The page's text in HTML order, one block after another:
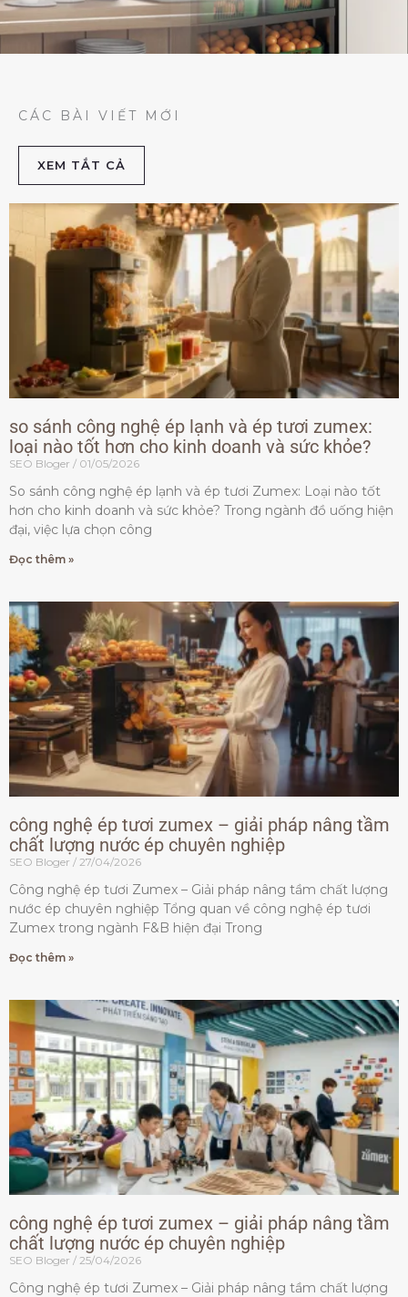
CÁC BÀI VIẾT MỚI
XEM TẮT CẢ
so sánh công nghệ ép lạnh và ép tươi zumex:
loại nào tốt hơn cho kinh doanh và sức khỏe?
SEO Bloger 01/05/2026
So sánh công nghệ ép lạnh và ép tươi Zumex: Loại nào tốt
hơn cho kinh doanh và sức khỏe? Trong ngành đồ uống hiện
đại, việc lựa chọn công
Đọc thêm »
công nghệ ép tươi zumex – giải pháp nâng tầm
chất lượng nước ép chuyên nghiệp
SEO Bloger 27/04/2026
Công nghệ ép tươi Zumex – Giải pháp nâng tầm chất lượng
nước ép chuyên nghiệp Tổng quan về công nghệ ép tươi
Zumex trong ngành F&B hiện đại Trong
Đọc thêm »
công nghệ ép tươi zumex – giải pháp nâng tầm
chất lượng nước ép chuyên nghiệp
SEO Bloger 25/04/2026
Công nghệ ép tươi Zumex – Giải pháp nâng tầm chất lượng